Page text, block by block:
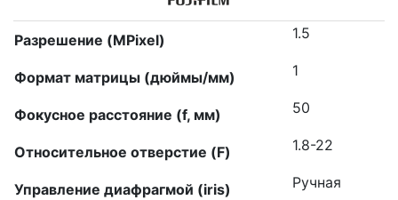
Разрешение (MPixel) 1.5
Формат матрицы (дюймы/мм) 1
Фокусное расстояние (f, мм) 50
Относительное отверстие (F) 1.8-22
Управление диафрагмой (iris) Ручная